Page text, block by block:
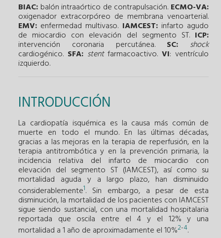
BIAC: balón intraaórtico de contrapulsación. ECMO-VA:
oxigenador extracorpóreo de membrana venoarterial.
EMV: enfermedad multivaso. IAMCEST:infarto agudo
de miocardio con elevación del segmento ST. ICP:
intervención coronaria percutánea. SC: shock
cardiogénico. SFA: stentfarmacoactivo.VI: ventrículo
izquierdo.
INTRODUCCIÓN
La cardiopatía isquémica es la causa más común de
muerte en todo el mundo. En las últimas décadas,
gracias a las mejoras en la terapia de reperfusión, en la
terapia antitrombótica y en la prevención primaria, la
incidencia relativa del infarto de miocardio con
elevación del segmento ST (IAMCEST), así como su
mortalidad aguda y a largo plazo, han disminuido
considerablemente1. Sin embargo, a pesar de esta
disminución, la mortalidad de los pacientes con IAMCEST
sigue siendo sustancial, con una mortalidad hospitalaria
reportada que oscila entre el 4 y el 12% y una
mortalidad a 1 año de aproximadamente el 10%2-4.